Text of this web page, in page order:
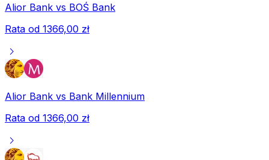
Alior Bank vs BOŚ Bank
Rata od 1366,00 zł
chevron_right
Alior Bank vs Bank Millennium
Rata od 1366,00 zł
chevron_right